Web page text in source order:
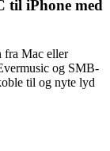
til iPhone med
fra Mac eller
og SMB-
til og nyte lyd